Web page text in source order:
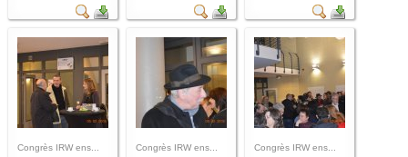
Congrès IRW ens... Congrès IRW ens... Congrès IRW ens...